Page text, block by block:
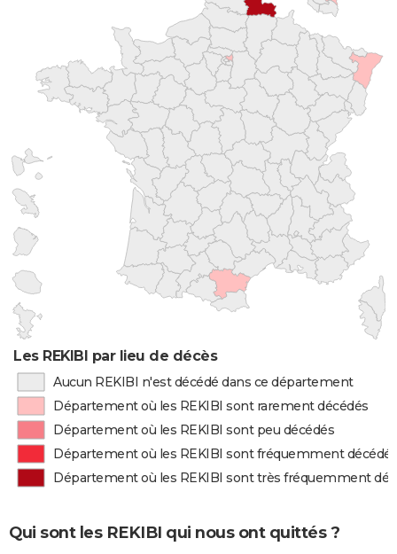
Les REKIBI par lieu de décès
Aucun REKIBI n'est décédé dans ce département
Département où les REKIBI sont rarement décédés
Département où les REKIBI sont peu décédés
Département où les REKIBI sont fréquemment
Département où les REKIBI sont très fréquemment
Qui sont les REKIBI qui nous ont quittés ?